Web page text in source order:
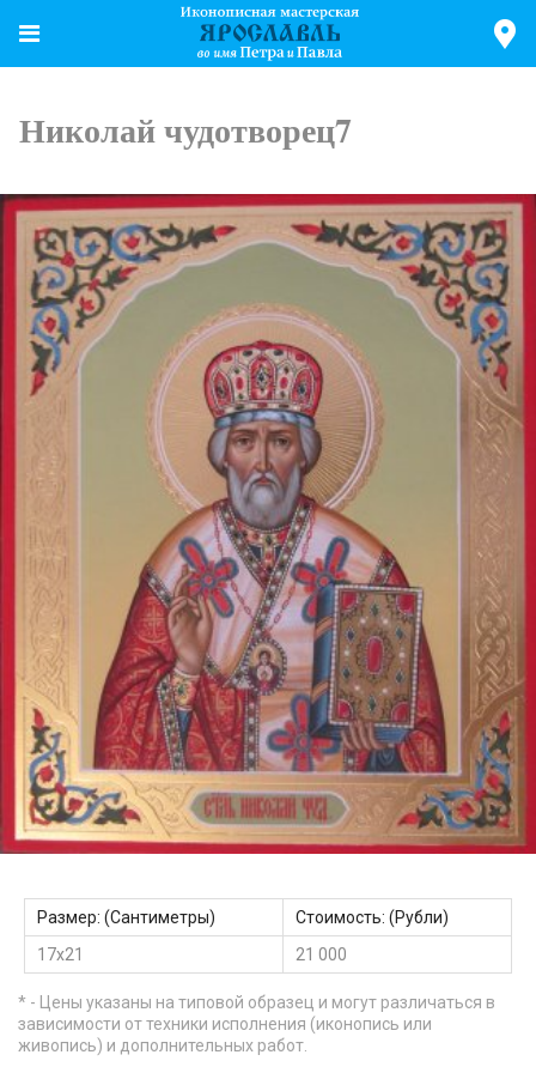
Николай чудотворец7
Размер: (Сантиметры)
Стоимость: (Рубли)
17х21
21 000
* - Цены указаны на типовой образец и могут различаться в
зависимости от техники исполнения (иконопись или
живопись) и дополнительных работ.